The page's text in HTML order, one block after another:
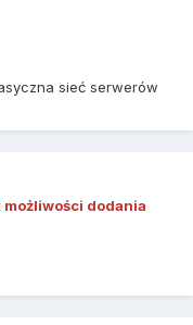
sieć serwerów
możliwości dodania